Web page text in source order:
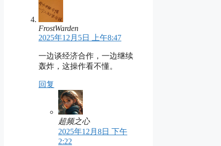
FrostWarden
2025年12月5日 上午8:47
一边谈经济合作，一边继续
轰炸，这操作看不懂。
回复
超频之心
2025年12月8日 下午
2:22